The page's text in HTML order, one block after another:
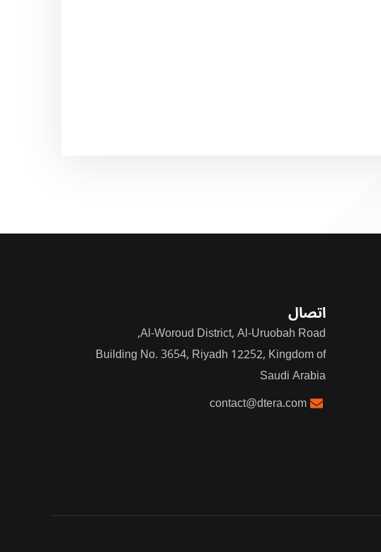
اتصال
Al-Woroud District, Al-Uruobah Road,
Building No. 3654, Riyadh 12252, Kingdom of
Saudi Arabia
contact@dtera.com